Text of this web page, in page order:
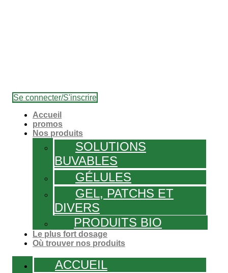
Se connecter/S'inscrire
Accueil
promos
Nos produits
SOLUTIONS
BUVABLES
GÉLULES
GEL, PATCHS ET
DIVERS
PRODUITS BIO
Le plus fort dosage
Où trouver nos produits
ACCUEIL